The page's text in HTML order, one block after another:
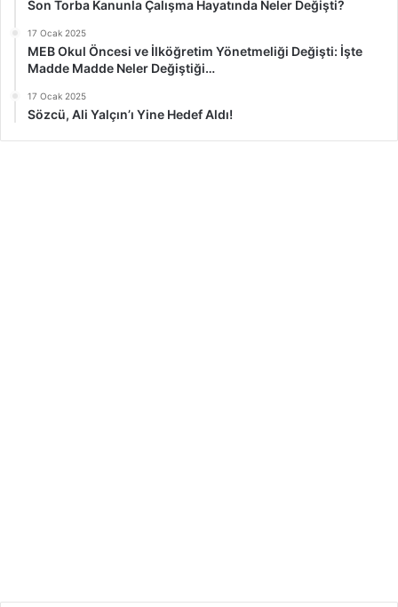
Son Torba Kanunla Çalışma Hayatında Neler Değişti?
17 Ocak 2025
MEB Okul Öncesi ve İlköğretim Yönetmeliği Değişti: İşte
Madde Madde Neler Değiştiği…
17 Ocak 2025
Sözcü, Ali Yalçın’ı Yine Hedef Aldı!